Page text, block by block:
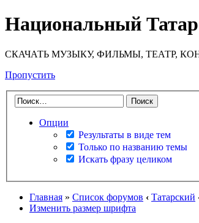
Национальный
СКАЧАТЬ МУЗЫКУ, ФИЛЬМЫ, ТЕАТР,
Пропустить
Опции
Результаты в виде тем
Только по названию темы
Искать фразу целиком
Главная » Список форумов ‹ Татарский
Изменить размер шрифта